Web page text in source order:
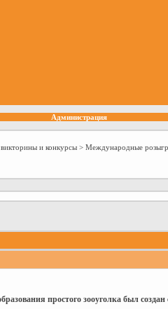
Администрация
и конкурсы > Международные
простого зооуголка был